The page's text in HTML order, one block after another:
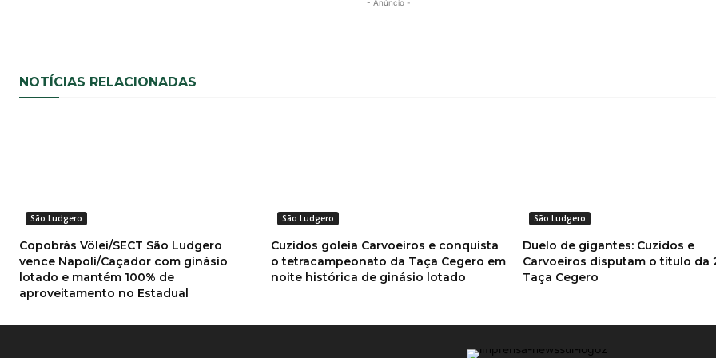
- Anúncio -
NOTÍCIAS RELACIONADAS
São Ludgero
Copobrás Vôlei/SECT São Ludgero
vence Napoli/Caçador com ginásio
lotado e mantém 100% de
aproveitamento no Estadual
São Ludgero
Cuzidos goleia Carvoeiros e conquista
o tetracampeonato da Taça Cegero em
noite histórica de ginásio lotado
São Ludgero
Duelo de gigantes: Cuzidos e
Carvoeiros disputam o título da
Taça Cegero